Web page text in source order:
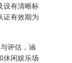
设有清晰标
证有效期为
评估，涵
休闲娱乐场